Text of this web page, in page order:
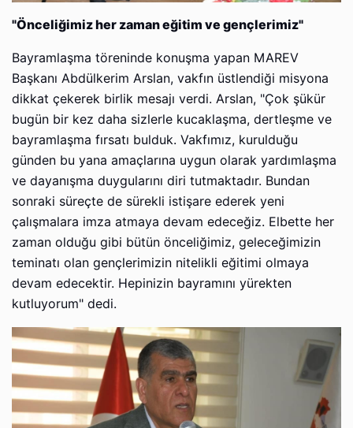
"Önceliğimiz her zaman eğitim ve gençlerimiz"
Bayramlaşma töreninde konuşma yapan MAREV
Başkanı Abdülkerim Arslan, vakfın üstlendiği misyona
dikkat çekerek birlik mesajı verdi. Arslan, "Çok şükür
bugün bir kez daha sizlerle kucaklaşma, dertleşme ve
bayramlaşma fırsatı bulduk. Vakfımız, kurulduğu
günden bu yana amaçlarına uygun olarak yardımlaşma
ve dayanışma duygularını diri tutmaktadır. Bundan
sonraki süreçte de sürekli istişare ederek yeni
çalışmalara imza atmaya devam edeceğiz. Elbette her
zaman olduğu gibi bütün önceliğimiz, geleceğimizin
teminatı olan gençlerimizin nitelikli eğitimi olmaya
devam edecektir. Hepinizin bayramını yürekten
kutluyorum" dedi.